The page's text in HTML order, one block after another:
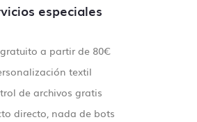
especiales
a partir de 80€
textil
de archivos gratis
directo, nada de bots